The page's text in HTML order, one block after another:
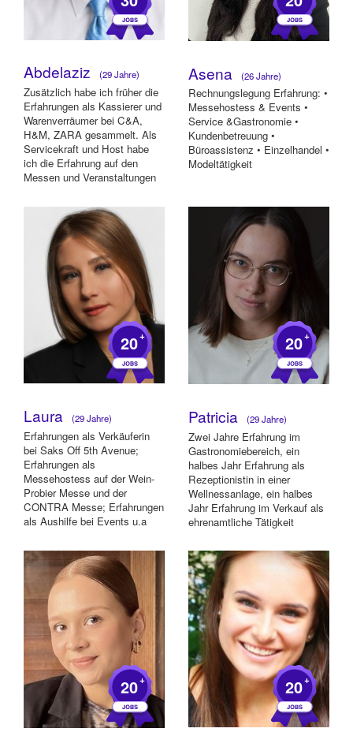
Abdelaziz (29 Jahre)
Zusätzlich habe ich früher die
Erfahrungen als Kassierer und
Warenverräumer bei C&A,
H&M, ZARA gesammelt. Als
Servicekraft und Host habe
ich die Erfahrung auf den
Messen und Veranstaltungen
Asena (26 Jahre)
Rechnungslegung Erfahrung: •
Messehostess & Events •
Service &Gastronomie •
Kundenbetreuung •
Büroassistenz • Einzelhandel •
Modeltätigkeit
20+
Laura (29 Jahre)
Erfahrungen als Verkäuferin
bei Saks Off 5th Avenue;
Erfahrungen als
Messehostess auf der Wein-
Probier Messe und der
CONTRA Messe; Erfahrungen
als Aushilfe bei Events u.a
Hous...
20+
Patricia (29 Jahre)
Zwei Jahre Erfahrung im
Gastronomiebereich, ein
halbes Jahr Erfahrung als
Rezeptionistin in einer
Wellnessanlage, ein halbes
Jahr Erfahrung im Verkauf als
ehrenamtliche Tätigkeit
20+ 20+